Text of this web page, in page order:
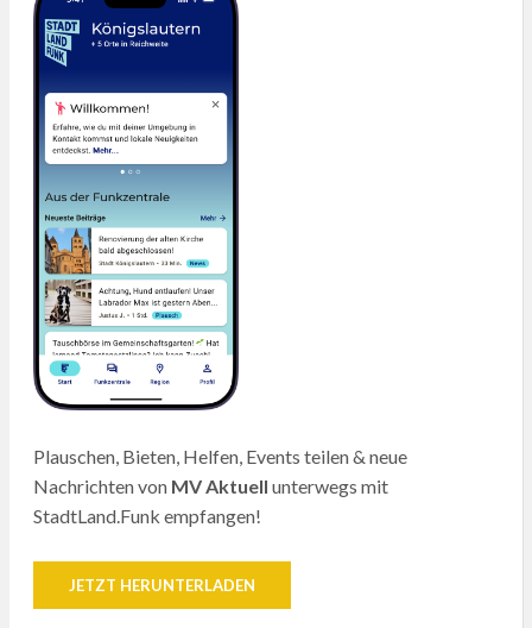
Plauschen, Bieten, Helfen, Events teilen & neue
Nachrichten von MV Aktuell unterwegs mit
StadtLand.Funk empfangen!
JETZT HERUNTERLADEN